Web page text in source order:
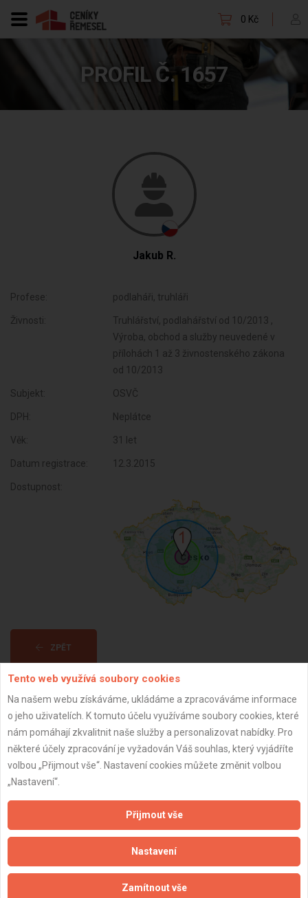
0 Kč
PROFIL Č. 1657
Jakub R.
Profese: podlaháři, truhláři
Živnosti:
Truhlářství, podlahářství od 10/2013 ,
Výroba, obchod a služby neuvedené v
přílohách 1 až 3 živnostenského zákona
od 10/2013
Subjekt: OSVČ
DPH: Neplátce
Věk: 31 let
Datum registrace: 12.3.2015
Dostupnost:
ZPĚT
Aktualizováno z portálu ARES dne 30.12.2023 16:00:12
Zpracování a ochrana osobních údajů
Zásady pro používání souborů cookie
Obchodní podmínky (zprostředkování)
Obchodní podmínky (rozpočtování)
Reference
Tento web využívá soubory cookies
Na našem webu získáváme, ukládáme a zpracováváme informace
o jeho uživatelích. K tomuto účelu využíváme soubory cookies, které
nám pomáhají zkvalitnit naše služby a personalizovat nabídky. Pro
některé účely zpracování je vyžadován Váš souhlas, který vyjádříte
volbou „Přijmout vše“. Nastavení cookies můžete změnit volbou
„Nastavení“.
Přijmout vše
Nastavení
Zamítnout vše